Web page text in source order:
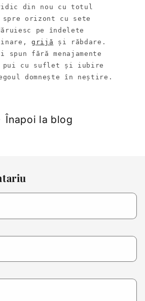
din nou cu totul
spre orizont cu sete
pe îndelete
grijă și răbdare.
spun fără menajamente
pui cu suflet și iubire
domnește în neștire.
Înapoi la blog